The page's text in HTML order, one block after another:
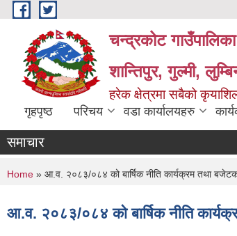
Skip to main content
चन्द्रकोट गाउँपालिका
शान्तिपुर, गुल्मी,
हरेक क्षेत्रमा सबैको
गृहपृष्ठ परिचय वडा कार्यालयहरु
समाचार
You are here
Home » आ.व. २०८३/०८४ को बार्षिक नीति कार्यक्रम तथा
आ.व. २०८३/०८४ को बार्षिक नीति